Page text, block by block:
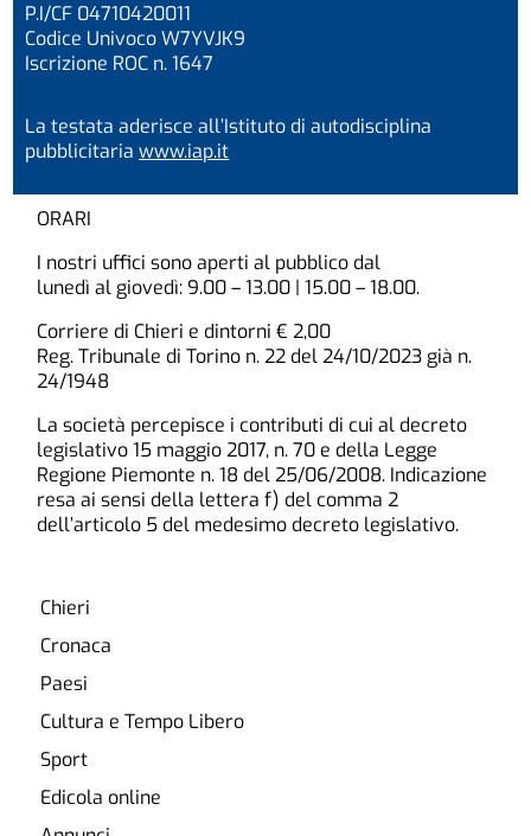
P.I/CF 04710420011
Codice Univoco W7YVJK9
Iscrizione ROC n. 1647
La testata aderisce all’Istituto di autodisciplina
pubblicitariawww.iap.it
ORARI
I nostri uffici sono aperti al pubblico dal
lunedì al giovedì: 9.00 – 13.00 | 15.00 – 18.00.
Corriere di Chieri e dintorni € 2,00
Reg. Tribunale di Torino n. 22 del 24/10/2023 già n.
24/1948
La società percepisce i contributi di cui al decreto
legislativo 15 maggio 2017, n. 70 e della Legge
Regione Piemonte n. 18 del 25/06/2008. Indicazione
resa ai sensi della lettera f) del comma 2
dell’articolo 5 del medesimo decreto legislativo.
Chieri
Cronaca
Paesi
Cultura e Tempo Libero
Sport
Edicola online